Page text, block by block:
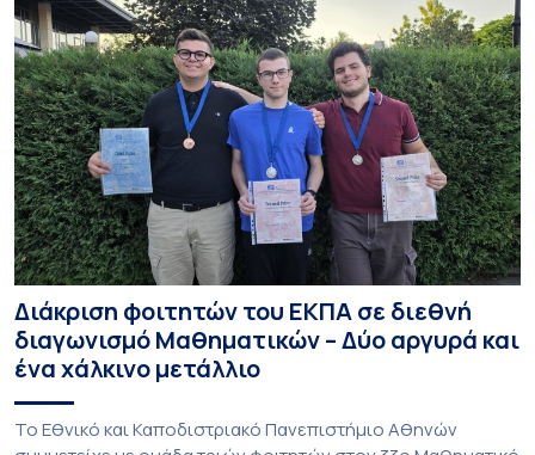
Διάκριση φοιτητών του ΕΚΠΑ σε διεθνή
διαγωνισμό Μαθηματικών – Δύο αργυρά και
ένα χάλκινο μετάλλιο
To Εθνικό και Καποδιστριακό Πανεπιστήμιο Αθηνών